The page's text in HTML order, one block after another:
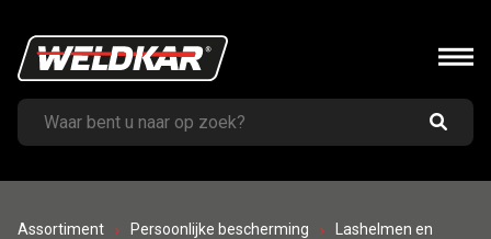
Assortiment Persoonlijke bescherming
Lashelmen en